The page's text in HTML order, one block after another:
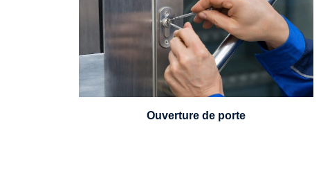
Vous avez perdu vos clés ou la porte s'est
refermée derrière vous ? Un serrurier est
disponible 24h/7.
Ouverture de porte